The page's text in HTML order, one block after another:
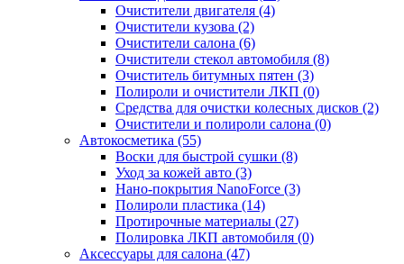
Очистители двигателя (4)
Очистители кузова (2)
Очистители салона (6)
Очистители стекол автомобиля (8)
Очиститель битумных пятен (3)
Полироли и очистители ЛКП (0)
Средства для очистки колесных дисков (2)
Очистители и полироли салона (0)
Автокосметика (55)
Воски для быстрой сушки (8)
Уход за кожей авто (3)
Нано-покрытия NanoForce (3)
Полироли пластика (14)
Протирочные материалы (27)
Полировка ЛКП автомобиля (0)
Аксессуары для салона (47)